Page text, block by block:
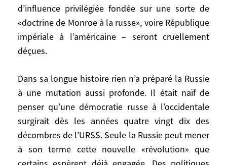
d’influence privilégiée fondée sur une sorte de
«doctrine de Monroe à la russe», voire République
impériale à l’américaine – seront cruellement
déçues.
Dans sa longue histoire rien n’a préparé la Russie
à une mutation aussi profonde. Il était naïf de
penser qu’une démocratie russe à l’occidentale
surgirait dès les années quatre vingt dix des
décombres de l’URSS. Seule la Russie peut mener
à son terme cette nouvelle «révolution» que
actuelle ne trouvera pleinement la place à
laquelle elle aspire qu’en devenant un
pays politiquement, économiquement et
socialement moderne. L’immensité, les
Sinon, les ambitions que lui prête
aujourd’hui Hélène Carrère d’Encausse –
médiatrice naturelle entre Europe et Asie,
occident et Orient, garante d’un espace
d’influence privilégiée fondée sur une sorte
de «doctrine de Monroe à la russe», voire
République impériale à l’américaine –